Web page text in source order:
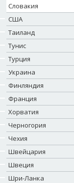
Словакия
США
Таиланд
Тунис
Турция
Украина
Финляндия
Франция
Хорватия
Черногория
Чехия
Швейцария
Швеция
Шри-Ланка